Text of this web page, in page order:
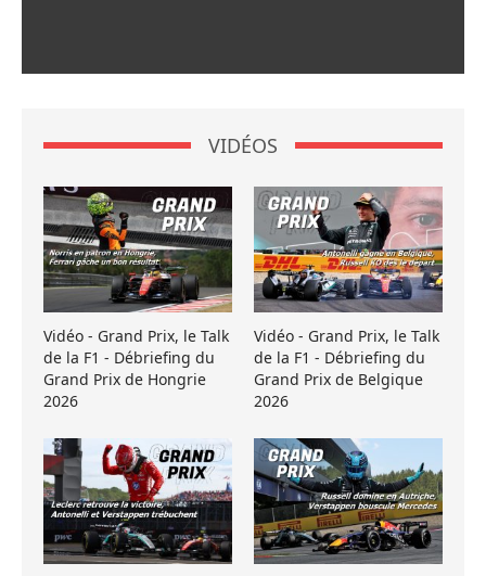
VIDÉOS
Vidéo - Grand Prix, le Talk
de la F1 - Débriefing du
Grand Prix de Hongrie
2026
Vidéo - Grand Prix, le Talk
de la F1 - Débriefing du
Grand Prix de Belgique
2026